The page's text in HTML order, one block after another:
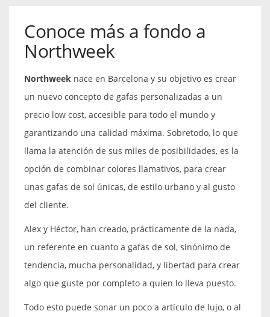
Conoce más a fondo a
Northweek
Northweek nace en Barcelona y su objetivo es crear
un nuevo concepto de gafas personalizadas a un
precio low cost, accesible para todo el mundo y
garantizando una calidad máxima. Sobretodo, lo que
llama la atención de sus miles de posibilidades, es la
opción de combinar colores llamativos, para crear
unas gafas de sol únicas, de estilo urbano y al gusto
del cliente.
Alex y Héctor, han creado, prácticamente de la nada,
un referente en cuanto a gafas de sol, sinónimo de
tendencia, mucha personalidad, y libertad para crear
algo que guste por completo a quien lo lleva puesto.
Todo esto puede sonar un poco a artículo de lujo, o al